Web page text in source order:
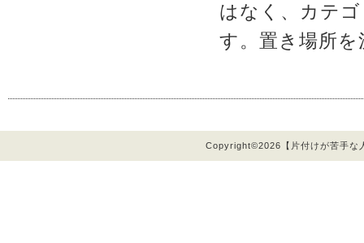
はなく、カテ
す。置き場所
Copyright©2026【片付けが苦手な